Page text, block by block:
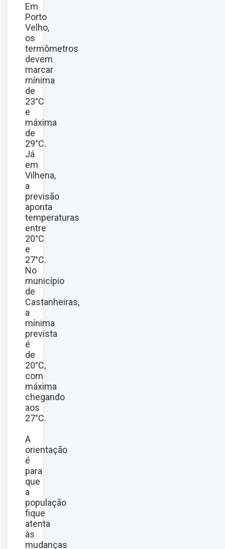
Em
Porto
Velho,
os
termômetros
devem
marcar
mínima
de
23°C
e
máxima
de
29°C.
Já
em
Vilhena,
a
previsão
aponta
temperaturas
entre
20°C
e
27°C.
No
município
de
Castanheiras,
a
mínima
prevista
é
de
20°C,
com
máxima
chegando
aos
27°C.
A
orientação
é
para
que
a
população
fique
atenta
às
mudanças